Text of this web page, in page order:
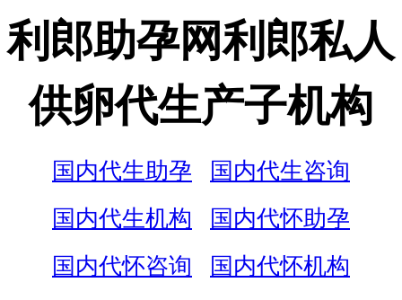
利郎助孕网利郎私人
供卵代生产子机构
国内代生助孕
国内代生咨询
国内代生机构
国内代怀助孕
国内代怀咨询
国内代怀机构